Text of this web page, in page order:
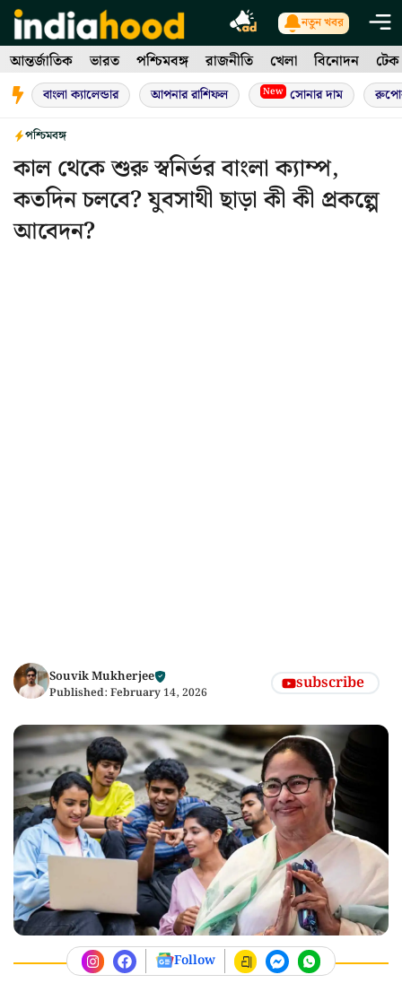
Skip
to
content
নতুন খবর
আন্তর্জাতিক ভারত পশ্চিমবঙ্গ রাজনীতি খেলা বিনোদন টেক
বাংলা ক্যালেন্ডার আপনার রাশিফল New সোনার দাম
পশ্চিমবঙ্গ
কাল থেকে শুরু স্বনির্ভর বাংলা ক্যাম্প,
কতদিন চলবে? যুবসাথী ছাড়া কী কী প্রকল্পে
আবেদন?
Souvik Mukherjee
Published: February 14, 2026 subscribe
Follow